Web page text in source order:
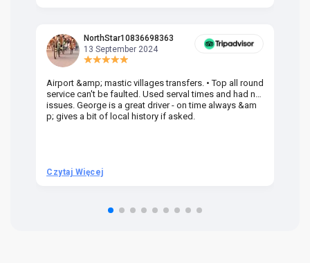
NorthStar10836698363
13 September 2024
Airport &amp; mastic villages transfers. • Top all round
service can't be faulted. Used serval times and had no
issues. George is a great driver - on time always &am
p; gives a bit of local history if asked.
Czytaj Więcej